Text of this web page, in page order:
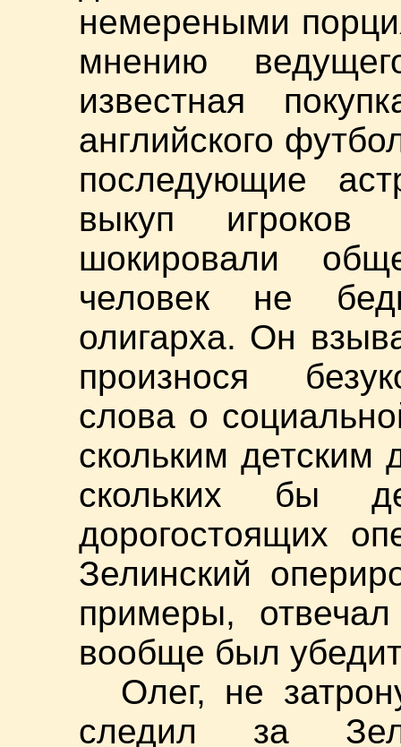
немереными
мнению
известная
английского
последующие
выкуп
шокировали
человек не
олигарха. Он
произнося
слова о
скольким
скольких бы
дорогостоящих
Зелинский
примеры,
вообще был
Олег, не
следил за